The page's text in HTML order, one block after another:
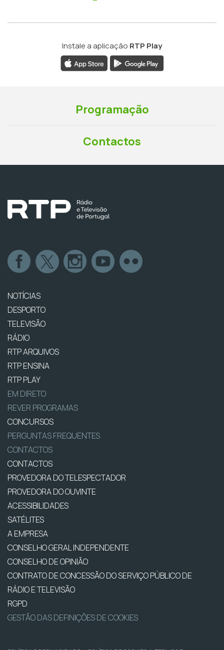
Instale a aplicação RTP Play
Programação
Contactos
NOTÍCIAS
DESPORTO
TELEVISÃO
RÁDIO
RTP ARQUIVOS
RTP ENSINA
RTP PLAY
EM DIRETO
REVER PROGRAMAS
CONCURSOS
PERGUNTAS FREQUENTES
CONTACTOS
CONTACTOS
PROVEDORA DO TELESPECTADOR
PROVEDORA DO OUVINTE
ACESSIBILIDADES
SATÉLITES
A EMPRESA
CONSELHO GERAL INDEPENDENTE
CONSELHO DE OPINIÃO
CONTRATO DE CONCESSÃO DO SERVIÇO PÚBLICO DE
RÁDIO E TELEVISÃO
RGPD
GESTÃO DAS DEFINIÇÕES DE COOKIES